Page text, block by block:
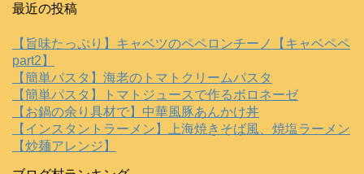
最近の投稿
【旨味たっぷり】キャベツのペペロンチーノ【キャベペペ
part2】
【簡単パスタ】海老のトマトクリームパスタ
【簡単パスタ】トマトジュースで作るボロネーゼ
【お鍋の余り具材で】中華風豚あんかけ丼
【インスタントラーメン】上海焼きそば風、焼塩ラーメン
【炒麺アレンジ】